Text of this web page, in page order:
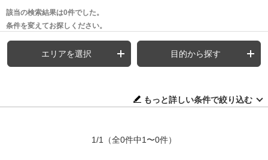
該当の検索結果は0件でした。
条件を変えてお探しください。
エリアを選択 目的から探す
もっと詳しい条件で絞り込む
1/1 （全0件中1〜0件）